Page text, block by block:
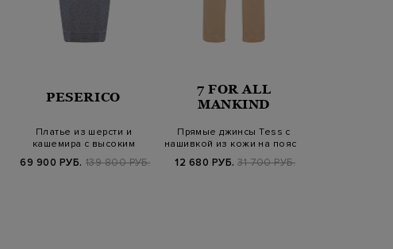
PESERICO
Платье из шерсти и
кашемира с высоким
69 900 РУБ. 139 800 РУБ.
7 FOR ALL
MANKIND
Прямые джинсы Tess с
нашивкой из кожи на поясе
12 680 РУБ. 31 700 РУБ.